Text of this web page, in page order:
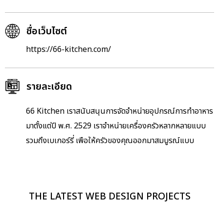
ชื่อเว็บไซต์
https://66-kitchen.com/
รายละเอียด
66 Kitchen เราสนับสนุนการจัดจำหน่ายอุปกรณ์การทำอาหาร
มาตั้งแต่ปี พ.ศ. 2529 เราจำหน่ายเครื่องครัวหลากหลายแบบ
รวมถึงเบเกอร์รี่ เพือให้ครัวของคุณออกมาสมบูรณ์แบบ
THE LATEST WEB DESIGN PROJECTS